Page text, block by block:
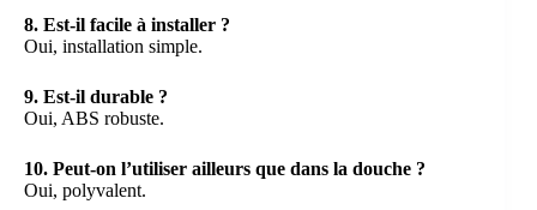
8. Est-il facile à installer ?
Oui, installation simple.
9. Est-il durable ?
Oui, ABS robuste.
10. Peut-on l’utiliser ailleurs que dans la douche ?
Oui, polyvalent.